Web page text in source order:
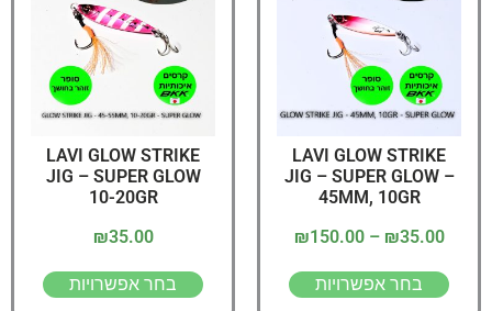
LAVI GLOW STRIKE
JIG – SUPER GLOW –
45MM, 10GR
₪35.00
–
₪150.00
בחר אפשרויות
LAVI GLOW STRIKE
JIG – SUPER GLOW
10-20GR
₪35.00
בחר אפשרויות